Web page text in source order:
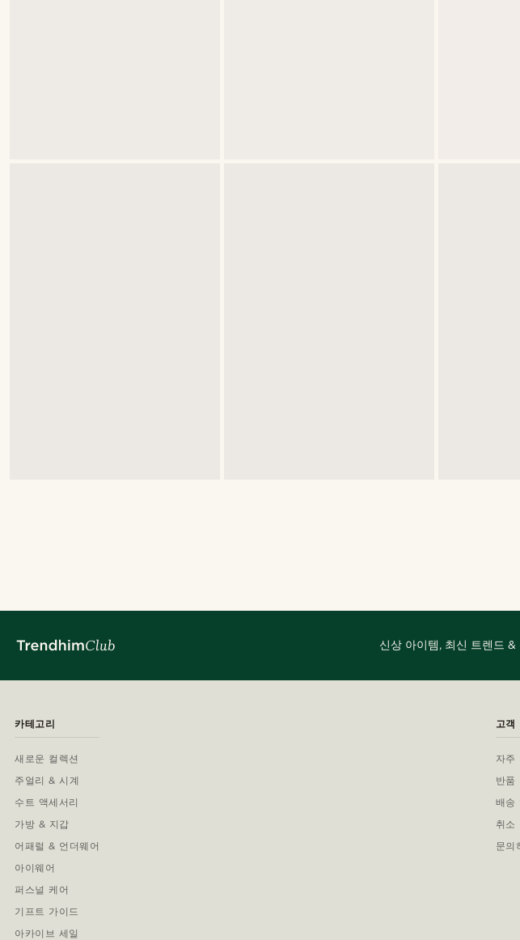
신상 아이템, 최신 트렌드
카테고리
새로운 컬렉션
주얼리 & 시계
수트 액세서리
가방 & 지갑
어패럴 & 언더웨어
아이웨어
퍼스널 케어
기프트 가이드
아카이브 세일
고객
자주
반품
배송
취소
문의